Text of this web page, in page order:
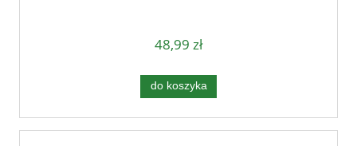
48,99 zł
do koszyka